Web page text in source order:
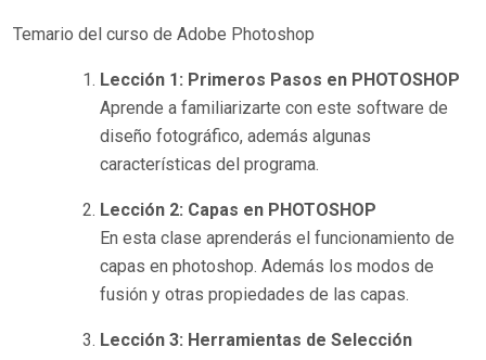
Temario del curso de Adobe Photoshop
Lección 1: Primeros Pasos en PHOTOSHOP
Aprende a familiarizarte con este software de
diseño fotográfico, además algunas
características del programa.
Lección 2: Capas en PHOTOSHOP
En esta clase aprenderás el funcionamiento de
capas en photoshop. Además los modos de
fusión y otras propiedades de las capas.
Lección 3: Herramientas de Selección